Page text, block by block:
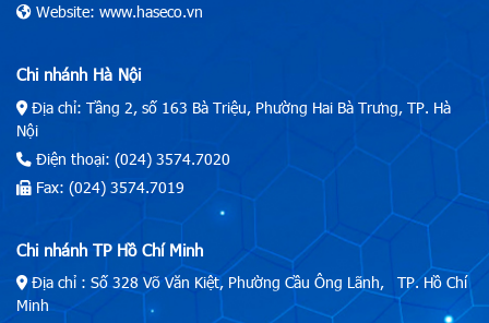
Website: www.haseco.vn
Chi nhánh Hà Nội
Địa chỉ: Tầng 2, số 163 Bà Triệu, Phường Hai Bà Trưng, TP. Hà
Nội
Điện thoại: (024) 3574.7020
Fax: (024) 3574.7019
Chi nhánh TP Hồ Chí Minh
Địa chỉ : Số 328 Võ Văn Kiệt, Phường Cầu Ông Lãnh, TP. Hồ Chí
Minh